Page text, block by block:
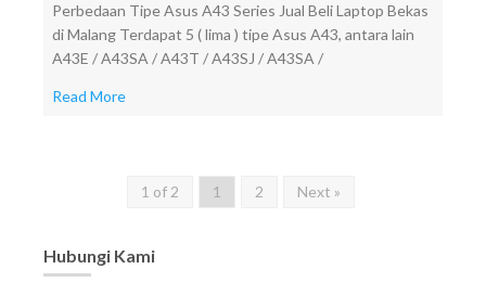
Perbedaan Tipe Asus A43 Series Jual Beli Laptop Bekas
di Malang Terdapat 5 ( lima ) tipe Asus A43, antara lain
A43E / A43SA / A43T / A43SJ / A43SA /
Read More
1 of 2 1 2 Next »
Hubungi Kami